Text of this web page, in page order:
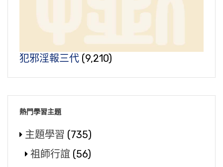
犯邪淫報三代 (9,210)
熱門學習主題
主題學習 (735)
祖師行誼 (56)